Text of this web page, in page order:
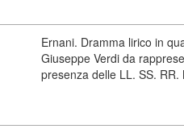
Ernani. Dramma lirico in
Giuseppe Verdi da
presenza delle LL. SS.